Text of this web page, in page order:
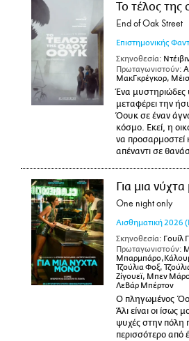
Το τέλος
End of Oak Street
Επιστημονικής
Σκηνοθεσία:
Πρωταγωνιστούν:
ΜακΓκρέγκορ,
Ένα μυστηριώδες
μεταφέρει την
Όουκ σε έναν
κόσμο. Εκεί, η
να προσαρμοστεί
απέναντι σε
Για μια
One night only
Αισθηματική 2026
Σκηνοθεσία: Γουίλ
Πρωταγωνιστούν:
Τζούλια Φοξ,
Ζίγουεϊ, Μπεν
ΛεΒάρ Μπέρτον
Ο πληγωμένος
Άλι είναι οι ίσως
ψυχές στην πόλη
περισσότερο από